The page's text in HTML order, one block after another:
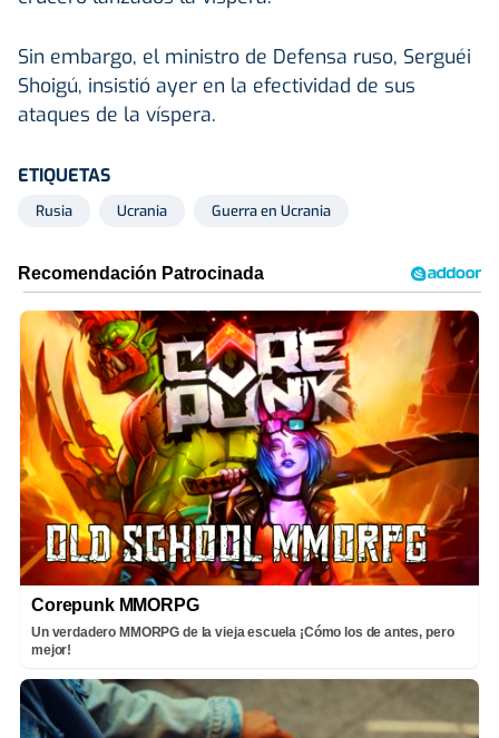
Sin embargo, el ministro de Defensa ruso, Serguéi
Shoigú, insistió ayer en la efectividad de sus
ataques de la víspera.
ETIQUETAS
Rusia Ucrania Guerra en Ucrania
Corepunk MMORPG
Un verdadero MMORPG de la vieja escuela ¡Cómo los de antes, pero
mejor!